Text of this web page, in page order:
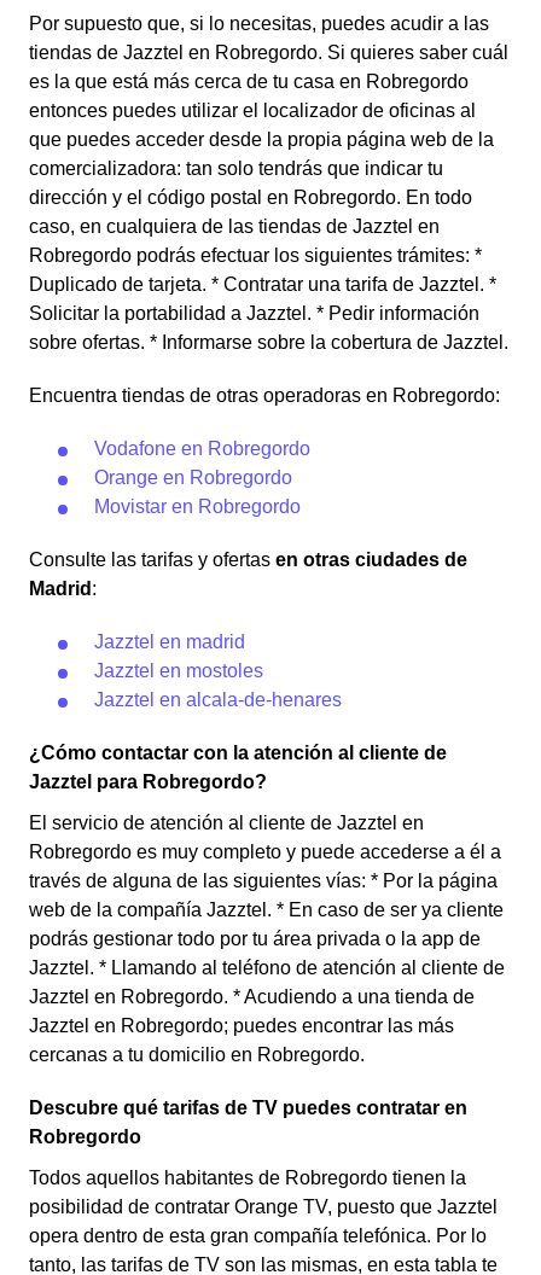
Por supuesto que, si lo necesitas, puedes acudir a las
tiendas de Jazztel en Robregordo. Si quieres saber cuál
es la que está más cerca de tu casa en Robregordo
entonces puedes utilizar el localizador de oficinas al
que puedes acceder desde la propia página web de la
comercializadora: tan solo tendrás que indicar tu
dirección y el código postal en Robregordo. En todo
caso, en cualquiera de las tiendas de Jazztel en
Robregordo podrás efectuar los siguientes trámites: *
Duplicado de tarjeta. * Contratar una tarifa de Jazztel. *
Solicitar la portabilidad a Jazztel. * Pedir información
sobre ofertas. * Informarse sobre la cobertura de Jazztel.
Encuentra tiendas de otras operadoras en Robregordo:
Vodafone en Robregordo
Orange en Robregordo
Movistar en Robregordo
Consulte las tarifas y ofertas en otras ciudades de
Madrid :
Jazztel en madrid
Jazztel en mostoles
Jazztel en alcala-de-henares
¿Cómo contactar con la atención al cliente de
Jazztel para Robregordo?
El servicio de atención al cliente de Jazztel en
Robregordo es muy completo y puede accederse a él a
través de alguna de las siguientes vías: * Por la página
web de la compañía Jazztel. * En caso de ser ya cliente
podrás gestionar todo por tu área privada o la app de
Jazztel. * Llamando al teléfono de atención al cliente de
Jazztel en Robregordo. * Acudiendo a una tienda de
Jazztel en Robregordo; puedes encontrar las más
cercanas a tu domicilio en Robregordo.
Descubre qué tarifas de TV puedes contratar en
Robregordo
Todos aquellos habitantes de Robregordo tienen la
posibilidad de contratar Orange TV, puesto que Jazztel
opera dentro de esta gran compañía telefónica. Por lo
tanto, las tarifas de TV son las mismas, en esta tabla te